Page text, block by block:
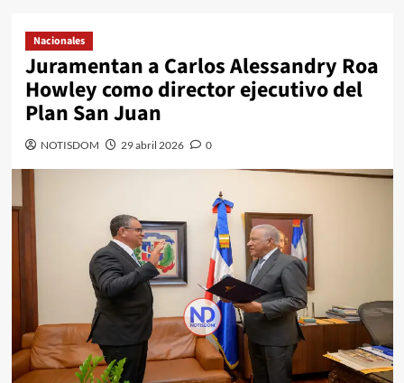
Nacionales
Juramentan a Carlos Alessandry Roa
Howley como director ejecutivo del
Plan San Juan
NOTISDOM 29 abril 2026 0